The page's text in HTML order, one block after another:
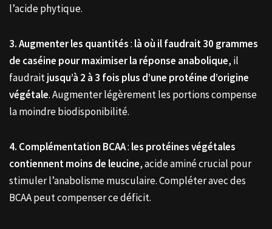
l’acide phytique.
3. Augmenter les quantités: là où il faudrait 30 grammes
de caséine pour maximiser la réponse anabolique, il
faudraitjusqu’à 2 à 3 fois plus d’une protéine d’origine
végétale. Augmenter légèrement les portions compense
la moindre biodisponibilité.
4. Complémentation BCAA: les protéines végétales
contiennent moins de leucine, acide aminé crucial pour
stimuler l’anabolisme musculaire. Compléter avec des
BCAA peut compenser ce déficit.